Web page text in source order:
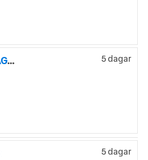
Volkswagen Caddy MAXI 7-SITS 2.0 TDI DPF 4MOTION ENDAST 1 ÄGARE
5 dagar
5 dagar